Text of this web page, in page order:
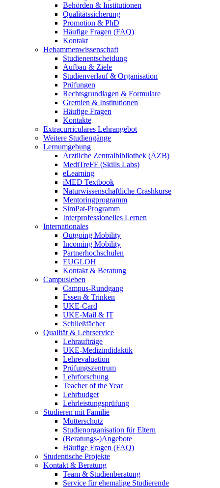
Behörden & Institutionen
Qualitätssicherung
Promotion & PhD
Häufige Fragen (FAQ)
Kontakt
Hebammenwissenschaft
Studienentscheidung
Aufbau & Ziele
Studienverlauf & Organisation
Prüfungen
Rechtsgrundlagen & Formulare
Gremien & Institutionen
Häufige Fragen
Kontakte
Extracurriculares Lehrangebot
Weitere Studiengänge
Lernumgebung
Ärztliche Zentralbibliothek (ÄZB)
MediTreFF (Skills Labs)
eLearning
iMED Textbook
Naturwissenschaftliche Crashkurse
Mentoringprogramm
SimPat-Programm
Interprofessionelles Lernen
Internationales
Outgoing Mobility
Incoming Mobility
Partnerhochschulen
EUGLOH
Kontakt & Beratung
Campusleben
Campus-Rundgang
Essen & Trinken
UKE-Card
UKE-Mail & IT
Schließfächer
Qualität & Lehrservice
Lehraufträge
UKE-Medizindidaktik
Lehrevaluation
Prüfungszentrum
Lehrforschung
Teacher of the Year
Lehrbudget
Lehrleistungsprüfung
Studieren mit Familie
Mutterschutz
Studienorganisation für Eltern
(Beratungs-)Angebote
Häufige Fragen (FAQ)
Studentische Projekte
Kontakt & Beratung
Team & Studienberatung
Service für ehemalige Studierende